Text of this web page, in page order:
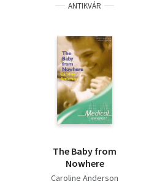
ANTIKVÁR
The Baby from
Nowhere
Caroline Anderson